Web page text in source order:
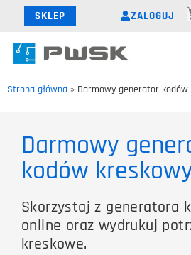
SKLEP ZALOGUJ
Strona główna » Darmowy generator
Darmowy
kodów
Skorzystaj z generatora
online oraz wydrukuj
kreskowe.